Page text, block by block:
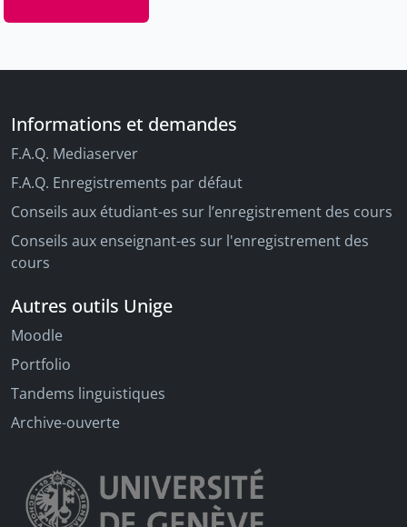
Informations et demandes
F.A.Q. Mediaserver
F.A.Q. Enregistrements par défaut
Conseils aux étudiant-es sur l’enregistrement des cours
Conseils aux enseignant-es sur l'enregistrement des
cours
Autres outils Unige
Moodle
Portfolio
Tandems linguistiques
Archive-ouverte